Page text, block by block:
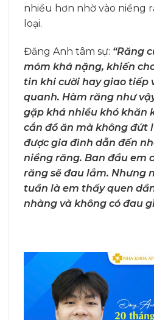
nhiều hơn nhờ vào niềng
loại.
Đăng Anh tâm sự: “Răng
móm khá nặng, khiến
tin khi cười hay giao tiếp
quanh. Hàm răng như
gặp khá nhiều khó khăn
cắn đồ ăn mà không đứt
được gia đình dẫn đến
niềng răng. Ban đầu em
răng sẽ đau lắm. Nhưng
tuần là em thấy quen
nhàng và không có đau